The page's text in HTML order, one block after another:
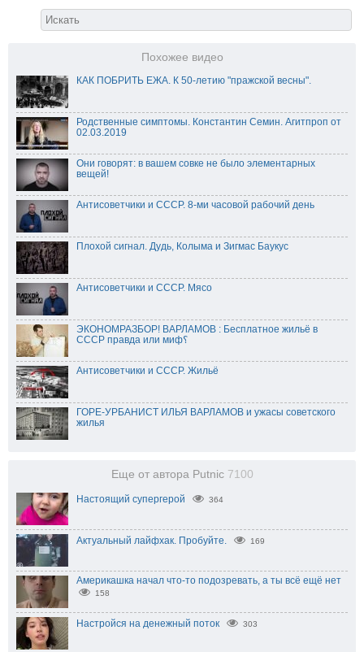
Похожее видео
КАК ПОБРИТЬ ЕЖА. К 50-летию "пражской весны".
Родственные симптомы. Константин Семин. Агитпроп от
02.03.2019
Они говорят: в вашем совке не было элементарных
вещей!
Антисоветчики и СССР. 8-ми часовой рабочий день
Плохой сигнал. Дудь, Колыма и Зигмас Баукус
Антисоветчики и СССР. Мясо
ЭКОНОМРАЗБОР! ВАРЛАМОВ : Бесплатное жильё в
СССР правда или миф؟
Антисоветчики и СССР. Жильё
ГОРЕ-УРБАНИСТ ИЛЬЯ ВАРЛАМОВ и ужасы советского
жилья
Еще от автора Putnic 7100
Настоящий супергерой 364
Актуальный лайфхак. Пробуйте. 169
Америкашка начал что-то подозревать, а ты всё ещё нет
158
Настройся на денежный поток 303